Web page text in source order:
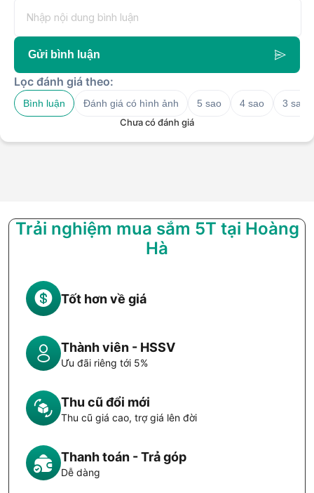
Gửi bình luận
Lọc đánh giá theo:
Bình luận Đánh giá có hình ảnh 5 sao 4 sao
3 sao
Chưa có đánh giá
Trải nghiệm mua sắm 5T tại Hoàng
Hà
Tốt hơn về giá
Thành viên - HSSV
Ưu đãi riêng tới 5%
Thu cũ đổi mới
Thu cũ giá cao, trợ giá lên đời
Thanh toán - Trả góp
Dễ dàng